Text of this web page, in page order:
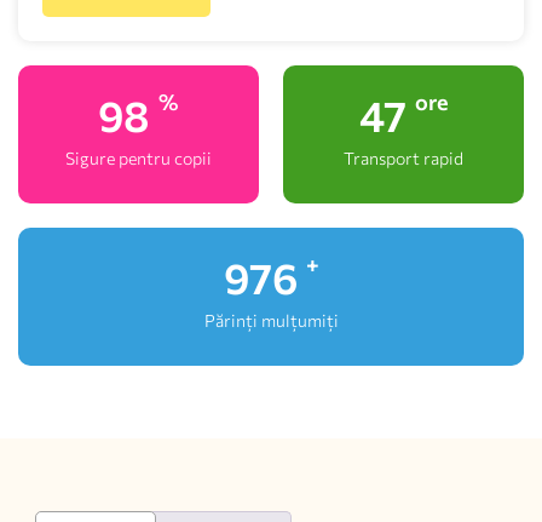
100 %
Sigure pentru copii
48 ore
Transport rapid
1,000
Părinți mulțumiți